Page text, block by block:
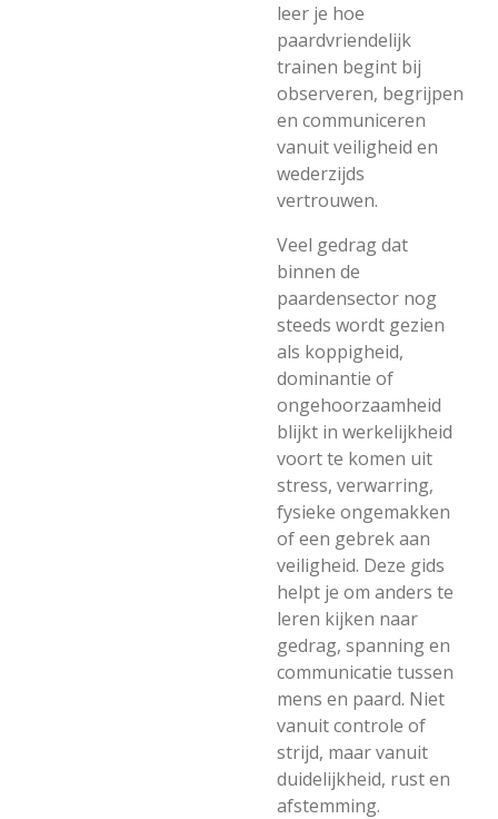
leer je hoe
paardvriendelijk
trainen begint bij
observeren, begrijpen
en communiceren
vanuit veiligheid en
wederzijds
vertrouwen.
Veel gedrag dat
binnen de
paardensector nog
steeds wordt gezien
als koppigheid,
dominantie of
ongehoorzaamheid
blijkt in werkelijkheid
voort te komen uit
stress, verwarring,
fysieke ongemakken
of een gebrek aan
veiligheid. Deze gids
helpt je om anders te
leren kijken naar
gedrag, spanning en
communicatie tussen
mens en paard. Niet
vanuit controle of
strijd, maar vanuit
duidelijkheid, rust en
afstemming.